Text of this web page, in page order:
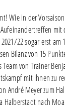
Wie in der
mit
22 sogar erst am
Bilanz von 15
von Trainer
mit ihnen zu
André Meyer zum
Halberstadt nach